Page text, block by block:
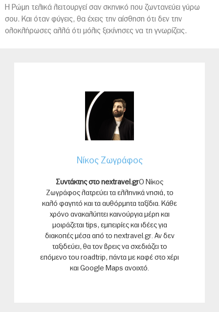
Η Ρώμη τελικά λειτουργεί σαν σκηνικό που ζωντανεύει γύρω
σου. Και όταν φύγεις, θα έχεις την αίσθηση ότι δεν την
ολοκλήρωσες αλλά ότι μόλις ξεκίνησες να τη γνωρίζεις.
Νίκος Ζωγράφος
Συντάκτης στο nextravel.grΟ Νίκος
Ζωγράφος λατρεύει τα ελληνικά νησιά, το
καλό φαγητό και τα αυθόρμητα ταξίδια. Κάθε
χρόνο ανακαλύπτει καινούργια μέρη και
μοιράζεται tips, εμπειρίες και ιδέες για
διακοπές μέσα από το nextravel.gr. Αν δεν
ταξιδεύει, θα τον βρεις να σχεδιάζει το
επόμενο του roadtrip, πάντα με καφέ στο χέρι
και Google Maps ανοιχτό.